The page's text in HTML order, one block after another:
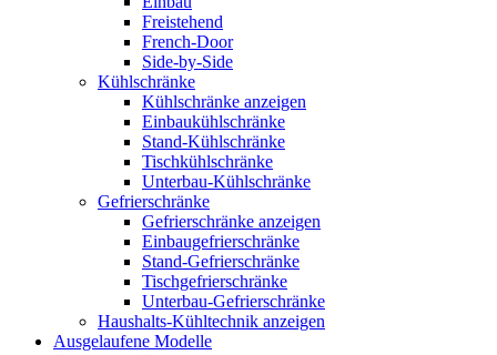
Freistehend
French-Door
Side-by-Side
Kühlschränke
Kühlschränke anzeigen
Einbaukühlschränke
Stand-Kühlschränke
Tischkühlschränke
Unterbau-Kühlschränke
Gefrierschränke
Gefrierschränke anzeigen
Einbaugefrierschränke
Stand-Gefrierschränke
Tischgefrierschränke
Unterbau-Gefrierschränke
Haushalts-Kühltechnik anzeigen
Ausgelaufene Modelle